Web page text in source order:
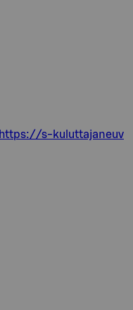
https://s-kuluttajaneuv